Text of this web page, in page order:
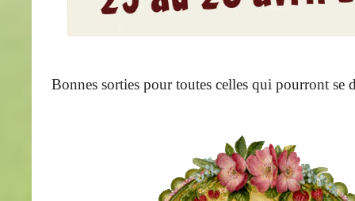
Bonnes sorties pour toutes celles qui pourront se